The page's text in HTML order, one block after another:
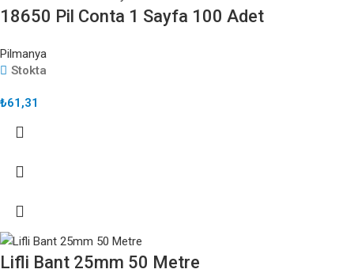
18650 Pil Conta 1 Sayfa 100 Adet
Pilmanya
Stokta
₺61,31
Lifli Bant 25mm 50 Metre